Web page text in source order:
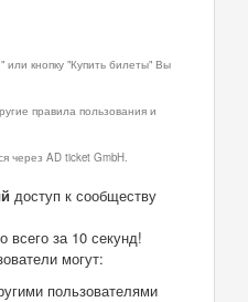
кнопку "Купить билеты" Вы
правила пользования и
через AD ticket GmbH.
доступ к сообществу
всего за 10 секунд!
могут:
пользователями